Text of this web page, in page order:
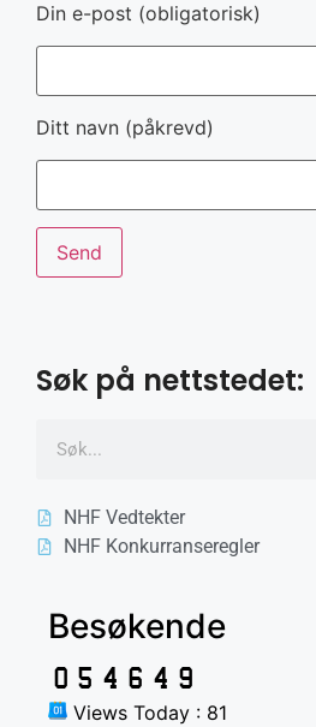
Din e-post (obligatorisk)
Ditt navn (påkrevd)
Søk på nettstedet:
NHF Vedtekter
NHF Konkurranseregler
Besøkende
Views Today : 81